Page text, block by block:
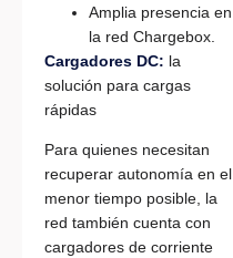
Amplia presencia en
la red Chargebox.
Cargadores DC: la
solución para cargas
rápidas
Para quienes necesitan
recuperar autonomía en el
menor tiempo posible, la
red también cuenta con
cargadores de corriente